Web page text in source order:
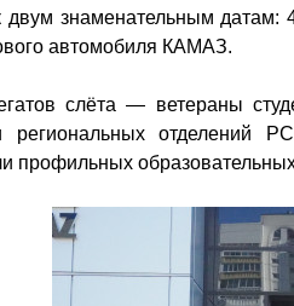
двум знаменательным
автомобиля КАМАЗ.
слёта — ветераны
региональных отделений
профильных